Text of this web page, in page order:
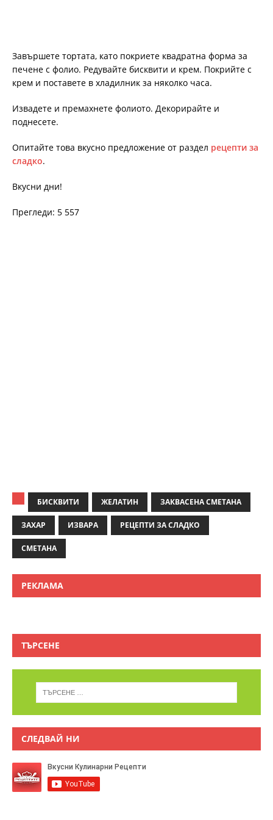
Завършете тортата, като покриете квадратна форма за
печене с фолио. Редувайте бисквити и крем. Покрийте с
крем и поставете в хладилник за няколко часа.
Извадете и премахнете фолиото. Декорирайте и
поднесете.
Опитайте това вкусно предложение от раздел рецепти за
сладко.
Вкусни дни!
Прегледи: 5 557
БИСКВИТИ ЖЕЛАТИН ЗАКВАСЕНА СМЕТАНА
ЗАХАР ИЗВАРА РЕЦЕПТИ ЗА СЛАДКО
СМЕТАНА
РЕКЛАМА
ТЪРСЕНЕ
СЛЕДВАЙ НИ